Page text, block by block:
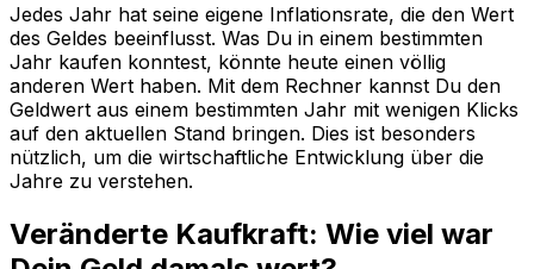
Jedes Jahr hat seine eigene Inflationsrate, die den Wert
des Geldes beeinflusst. Was Du in einem bestimmten
Jahr kaufen konntest, könnte heute einen völlig
anderen Wert haben. Mit dem Rechner kannst Du den
Geldwert aus einem bestimmten Jahr mit wenigen Klicks
auf den aktuellen Stand bringen. Dies ist besonders
nützlich, um die wirtschaftliche Entwicklung über die
Jahre zu verstehen.
Veränderte Kaufkraft: Wie viel war